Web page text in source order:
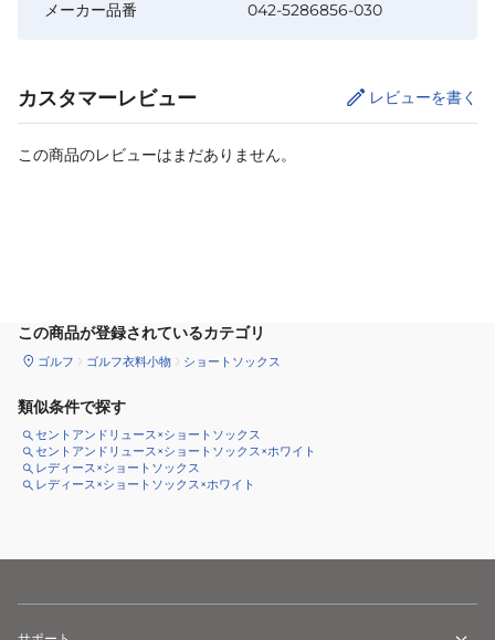
メーカー品番
042-5286856-030
カスタマーレビュー レビューを書く
この商品のレビューはまだありません。
この商品が登録されているカテゴリ
ゴルフ ゴルフ衣料小物 ショートソックス
類似条件で探す
セントアンドリュース×ショートソックス
セントアンドリュース×ショートソックス×ホワイト
レディース×ショートソックス
レディース×ショートソックス×ホワイト